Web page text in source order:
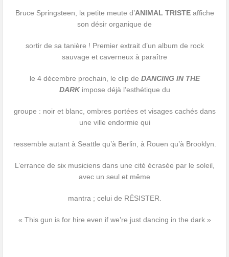
Bruce Springsteen, la petite meute d’ANIMAL TRISTE affiche
son désir organique de
sortir de sa tanière ! Premier extrait d’un album de rock
sauvage et caverneux à paraître
le 4 décembre prochain, le clip de DANCING IN THE
DARKimpose déjà l’esthétique du
groupe : noir et blanc, ombres portées et visages cachés dans
une ville endormie qui
ressemble autant à Seattle qu’à Berlin, à Rouen qu’à Brooklyn.
L’errance de six musiciens dans une cité écrasée par le soleil,
avec un seul et même
mantra ; celui de RÉSISTER.
« This gun is for hire even if we’re just dancing in the dark »